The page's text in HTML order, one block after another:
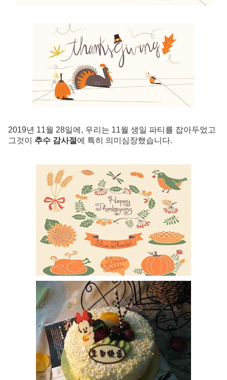
2019년 11월 28일에, 우리는 11월 생일 파티를 잡아두었고
그것이 추수 감사절 에 특히 의미심장했습니다.